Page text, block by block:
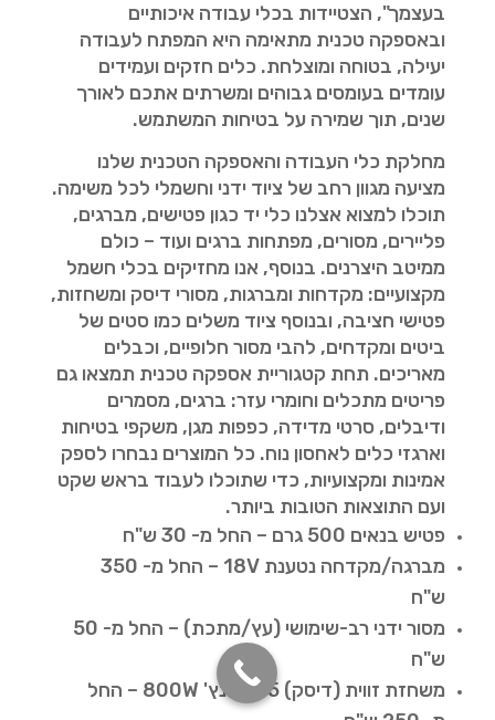
בעצמך", הצטיידות בכלי עבודה איכותיים
ובאספקה טכנית מתאימה היא המפתח לעבודה
יעילה, בטוחה ומוצלחת. כלים חזקים ועמידים
עומדים בעומסים גבוהים ומשרתים אתכם לאורך
שנים, תוך שמירה על בטיחות המשתמש.
מחלקת כלי העבודה והאספקה הטכנית שלנו
מציעה מגוון רחב של ציוד ידני וחשמלי לכל משימה.
תוכלו למצוא אצלנו כלי יד כגון פטישים, מברגים,
פליירים, מסורים, מפתחות ברגים ועוד – כולם
ממיטב היצרנים. בנוסף, אנו מחזיקים בכלי חשמל
מקצועיים: מקדחות ומברגות, מסורי דיסק ומשחזות,
פטישי חציבה, ובנוסף ציוד משלים כמו סטים של
ביטים ומקדחים, להבי מסור חלופיים, וכבלים
מאריכים. תחת קטגוריית אספקה טכנית תמצאו גם
פריטים מתכלים וחומרי עזר: ברגים, מסמרים
ודיבלים, סרטי מדידה, כפפות מגן, משקפי בטיחות
וארגזי כלים לאחסון נוח. כל המוצרים נבחרו לספק
אמינות ומקצועיות, כדי שתוכלו לעבוד בראש שקט
ועם התוצאות הטובות ביותר.
פטיש בנאים 500 גרם – החל מ- 30 ש"ח
מברגה/מקדחה נטענת 18V – החל מ- 350
ש"ח
מסור ידני רב-שימושי (עץ/מתכת) – החל מ- 50
ש"ח
משחזת זווית (דיסק) 4.5 אינץ' 800W – החל